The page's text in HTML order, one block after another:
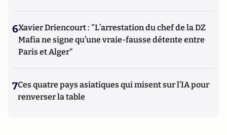
6Xavier Driencourt : "L’arrestation du chef de la DZ
Mafia ne signe qu’une vraie-fausse détente entre
Paris et Alger"
7Ces quatre pays asiatiques qui misent sur l’IA pour
renverser la table